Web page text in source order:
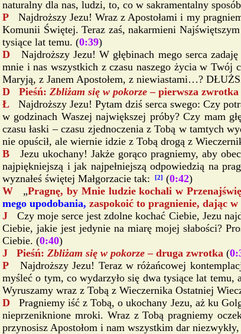
naturalny dla nas, ludzi, to, co w sakramentalny
P Najdroższy Jezu! Wraz z Apostołami i my
Komunii Świętej. Teraz zaś, nakarmieni
tysiące lat temu. (0:39)
D Najdroższy Jezu! W głębinach mego serca
mnie i nas wszystkich z czasu naszego życia w Twój
Maryją, z Janem Apostołem, z niewiastami…?
D Pieśń: Zbliżam się w pokorze– pierwsza zwrotka
ŁNajdroższy Jezu! Pytam dziś serca swego: Czy
w godzinach Waszej największej próby? Czy mam
czasu łaski – czasu zjednoczenia z Tobą w tamtych
nie opuścił, ale wiernie idzie z Tobą drogą z
B Jezu ukochany! Jakże gorąco pragniemy, aby
najpiękniejszą i jak najpełniejszą odpowiedzią na
wyznałeś świętej Małgorzacie tak:
[2] (0:42)
W „Pragnę, by Mnie ludzie kochali w
mego upodobania, zaspokoić to pragnienie, dając w
J Czy moje serce jest zdolne kochać Ciebie, Jezu
Ciebie, jakie jest jedynie na miarę mojej słabości?
Ciebie. (0:40)
J Pieśń: Zbliżam się w pokorze– druga zwrotka (
P Najdroższy Jezu! Teraz w różańcowej
myśleć o tym, co wydarzyło się dwa tysiące lat
Wyruszamy wraz z Tobą z Wieczernika Ostatniej
DPragniemy iść z Tobą, o ukochany Jezu, aż ku
nieprzeniknione mroki. Wraz z Tobą pragniemy
przynosisz Apostołom i nam wszystkim dar